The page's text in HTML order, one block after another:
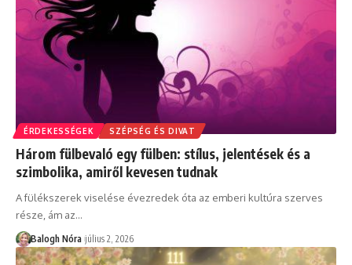
ÉRDEKESSÉGEK SZÉPSÉG ÉS DIVAT
Három fülbevaló egy fülben: stílus, jelentések és a
szimbolika, amiről kevesen tudnak
A fülékszerek viselése évezredek óta az emberi kultúra szerves
része, ám az…
Balogh Nóra július 2, 2026